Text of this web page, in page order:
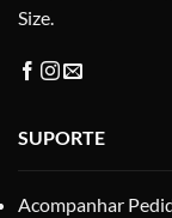
Size.
SUPORTE
Acompanhar